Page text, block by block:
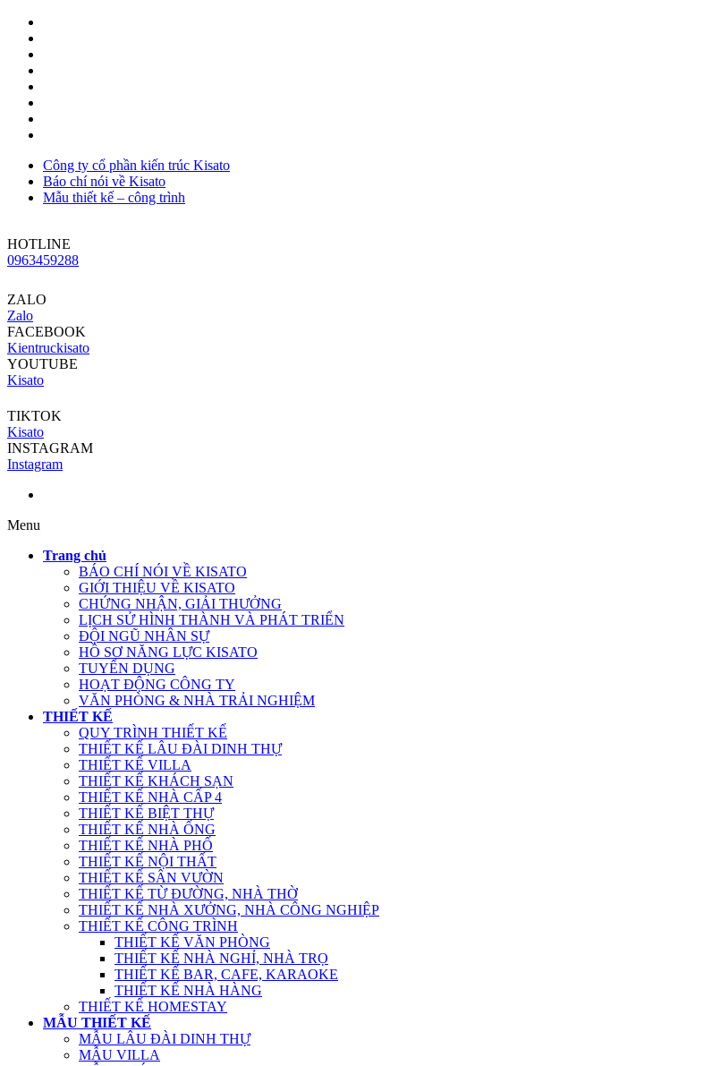
Công ty cổ phần kiến trúc Kisato
Báo chí nói về Kisato
Mẫu thiết kế – công trình
HOTLINE
0963459288
ZALO
Zalo
FACEBOOK
Kientruckisato
YOUTUBE
Kisato
TIKTOK
Kisato
INSTAGRAM
Instagram
Menu
Trang chủ
BÁO CHÍ NÓI VỀ KISATO
GIỚI THIỆU VỀ KISATO
CHỨNG NHẬN, GIẢI THƯỞNG
LỊCH SỬ HÌNH THÀNH VÀ PHÁT TRIỂN
ĐỘI NGŨ NHÂN SỰ
HỒ SƠ NĂNG LỰC KISATO
TUYỂN DỤNG
HOẠT ĐỘNG CÔNG TY
VĂN PHÒNG & NHÀ TRẢI NGHIỆM
THIẾT KẾ
QUY TRÌNH THIẾT KẾ
THIẾT KẾ LÂU ĐÀI DINH THỰ
THIẾT KẾ VILLA
THIẾT KẾ KHÁCH SẠN
THIẾT KẾ NHÀ CẤP 4
THIẾT KẾ BIỆT THỰ
THIẾT KẾ NHÀ ỐNG
THIẾT KẾ NHÀ PHỐ
THIẾT KẾ NỘI THẤT
THIẾT KẾ SÂN VƯỜN
THIẾT KẾ TỪ ĐƯỜNG, NHÀ THỜ
THIẾT KẾ NHÀ XƯỞNG, NHÀ CÔNG NGHIỆP
THIẾT KẾ CÔNG TRÌNH
THIẾT KẾ VĂN PHÒNG
THIẾT KẾ NHÀ NGHỈ, NHÀ TRỌ
THIẾT KẾ BAR, CAFE, KARAOKE
THIẾT KẾ NHÀ HÀNG
THIẾT KẾ HOMESTAY
MẪU THIẾT KẾ
MẪU LÂU ĐÀI DINH THỰ
MẪU VILLA